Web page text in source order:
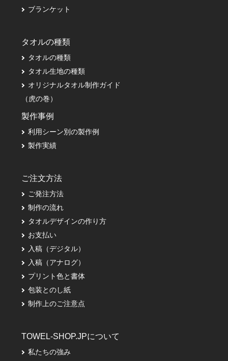
ブランケット
タオルの種類
タオルの種類
タオル生地の種類
オリジナルタオル制作ガイド
（虎の巻）
製作事例
利用シーン別の製作例
製作実績
ご注文方法
ご発注方法
制作の流れ
タオルデザインの作り方
お支払い
入稿（デジタル）
入稿（アナログ）
プリント色と書体
包装とのし紙
制作上のご注意点
TOWEL-SHOP.JPについて
私たちの強み